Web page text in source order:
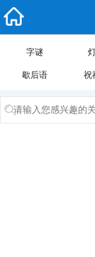
字谜
歇后语 祝